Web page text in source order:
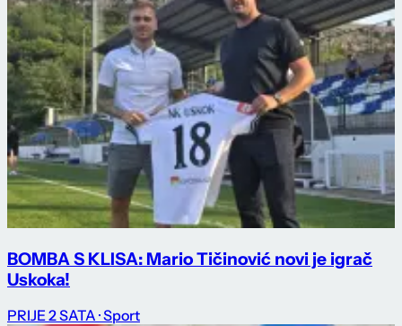
BOMBA S KLISA: Mario Tičinović novi je igrač
Uskoka!
PRIJE 2 SATA · Sport